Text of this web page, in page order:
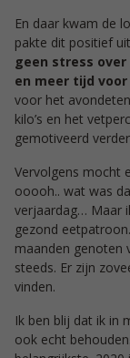
En daar kwam de
pakte dit positief
geen stress
en meer tijd
voor het
kilo’s en het
gemotiveerd
Vervolgens mocht
ooooh.. wat was
verjaardag… Maar
gezond
maanden genoten
steeds. Er zijn
vinden.
Ik ben blij dat ik in
ook echt